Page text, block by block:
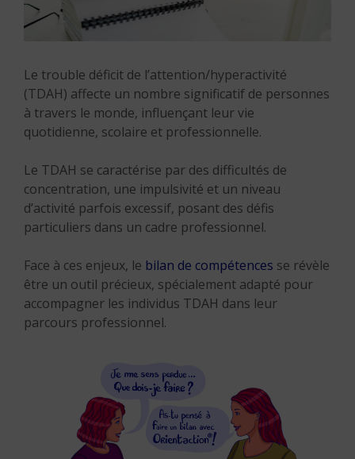
Le trouble déficit de l’attention/hyperactivité
(TDAH) affecte un nombre significatif de personnes
à travers le monde, influençant leur vie
quotidienne, scolaire et professionnelle.
Le TDAH se caractérise par des difficultés de
concentration, une impulsivité et un niveau
d’activité parfois excessif, posant des défis
particuliers dans un cadre professionnel.
Face à ces enjeux, le bilan de compétences se révèle
être un outil précieux, spécialement adapté pour
accompagner les individus TDAH dans leur
parcours professionnel.